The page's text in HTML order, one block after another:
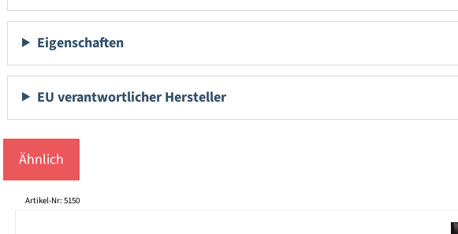
Eigenschaften
EU verantwortlicher Hersteller
Ähnlich
Produktgalerie überspringen
Artikel-Nr: 5150